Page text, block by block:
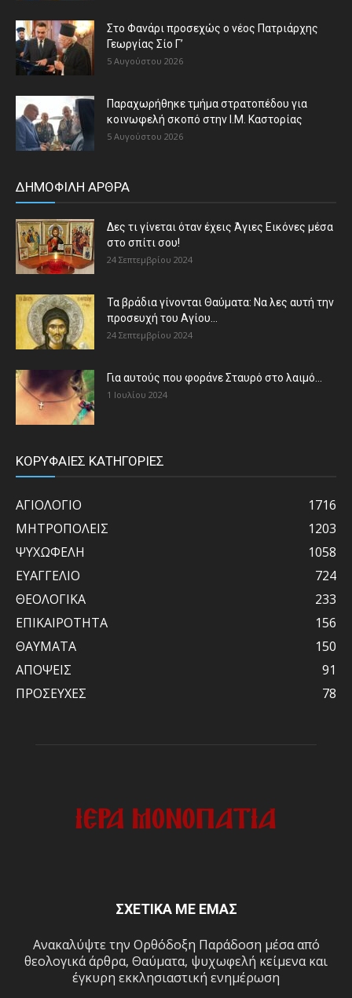
Στο Φανάρι προσεχώς ο νέος Πατριάρχης
Γεωργίας Σίο Γ’
5 Αυγούστου 2026
Παραχωρήθηκε τμήμα στρατοπέδου για
κοινωφελή σκοπό στην Ι.Μ. Καστορίας
5 Αυγούστου 2026
ΔΗΜΟΦΙΛΗ ΑΡΘΡΑ
Δες τι γίνεται όταν έχεις Άγιες Εικόνες μέσα
στο σπίτι σου!
24 Σεπτεμβρίου 2024
Τα βράδια γίνονται Θαύματα: Να λες αυτή την
προσευχή του Αγίου...
24 Σεπτεμβρίου 2024
Για αυτούς που φοράνε Σταυρό στο λαιμό…
1 Ιουλίου 2024
ΚΟΡΥΦΑΙΕΣ ΚΑΤΗΓΟΡΙΕΣ
ΑΓΙΟΛΟΓΙΟ
1716
ΜΗΤΡΟΠΟΛΕΙΣ
1203
ΨΥΧΩΦΕΛΗ
1058
ΕΥΑΓΓΕΛΙΟ
724
ΘΕΟΛΟΓΙΚΑ
233
ΕΠΙΚΑΙΡΟΤΗΤΑ
156
ΘΑΥΜΑΤΑ
150
ΑΠΟΨΕΙΣ
91
ΠΡΟΣΕΥΧΕΣ
78
ΣΧΕΤΙΚΑ ΜΕ ΕΜΑΣ
Ανακαλύψτε την Ορθόδοξη Παράδοση μέσα από
θεολογικά άρθρα, Θαύματα, ψυχωφελή κείμενα και
έγκυρη εκκλησιαστική ενημέρωση